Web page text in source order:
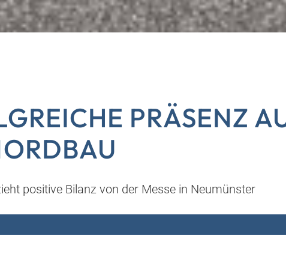
PRÄSENZ
positive Bilanz von der Messe in Neumünster